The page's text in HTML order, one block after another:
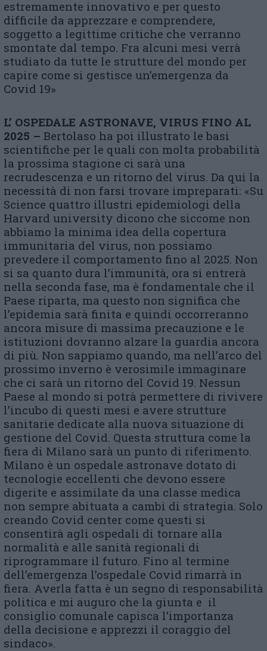
estremamente innovativo e per questo
difficile da apprezzare e comprendere,
soggetto a legittime critiche che verranno
smontate dal tempo. Fra alcuni mesi verrà
studiato da tutte le strutture del mondo per
capire come si gestisce un’emergenza da
Covid 19»
L’ OSPEDALE ASTRONAVE, VIRUS FINO AL
2025 – Bertolaso ha poi illustrato le basi
scientifiche per le quali con molta probabilità
la prossima stagione ci sarà una
recrudescenza e un ritorno del virus. Da qui la
necessità di non farsi trovare impreparati: «Su
Science quattro illustri epidemiologi della
Harvard university dicono che siccome non
abbiamo la minima idea della copertura
immunitaria del virus, non possiamo
prevedere il comportamento fino al 2025. Non
si sa quanto dura l’immunità, ora si entrerà
nella seconda fase, ma è fondamentale che il
Paese riparta, ma questo non significa che
l’epidemia sarà finita e quindi occorreranno
ancora misure di massima precauzione e le
istituzioni dovranno alzare la guardia ancora
di più. Non sappiamo quando, ma nell’arco del
prossimo inverno è verosimile immaginare
che ci sarà un ritorno del Covid 19. Nessun
Paese al mondo si potrà permettere di rivivere
l’incubo di questi mesi e avere strutture
sanitarie dedicate alla nuova situazione di
gestione del Covid. Questa struttura come la
fiera di Milano sarà un punto di riferimento.
Milano è un ospedale astronave dotato di
tecnologie eccellenti che devono essere
digerite e assimilate da una classe medica
non sempre abituata a cambi di strategia. Solo
creando Covid center come questi si
consentirà agli ospedali di tornare alla
normalità e alle sanità regionali di
riprogrammare il futuro. Fino al termine
dell’emergenza l’ospedale Covid rimarrà in
fiera. Averla fatta è un segno di responsabilità
politica e mi auguro che la giunta e il
consiglio comunale capisca l’importanza
della decisione e apprezzi il coraggio del
sindaco».